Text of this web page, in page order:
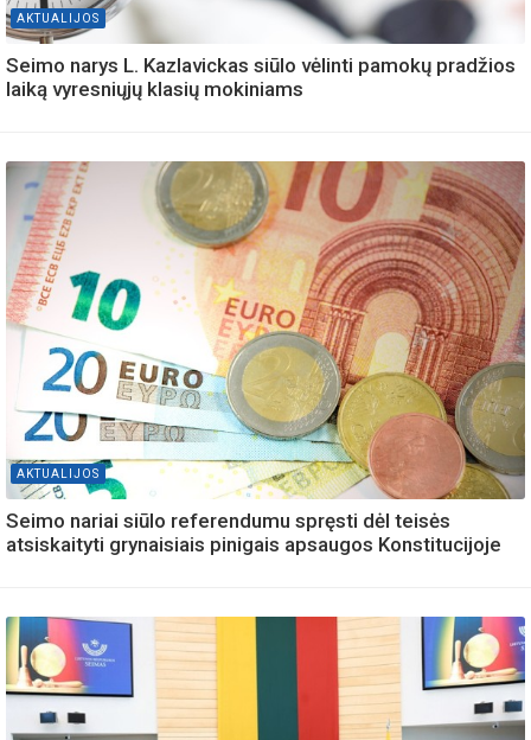
AKTUALIJOS
Seimo narys L. Kazlavickas siūlo vėlinti pamokų pradžios
laiką vyresniųjų klasių mokiniams
AKTUALIJOS
Seimo nariai siūlo referendumu spręsti dėl teisės
atsiskaityti grynaisiais pinigais apsaugos Konstitucijoje